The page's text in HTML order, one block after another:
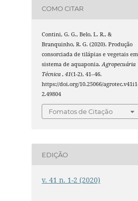
COMO CITAR
Contini, G. G., Belo, L. R., &
Branquinho, R. G. (2020). Produção
consorciada de tilápias e vegetais em
sistema de aquaponia.Agropecuária
Técnica,41(1-2), 41–46.
https://doi.org/10.25066/
2.49804
Fomatos de Citação
EDIÇÃO
v. 41 n. 1-2 (2020)